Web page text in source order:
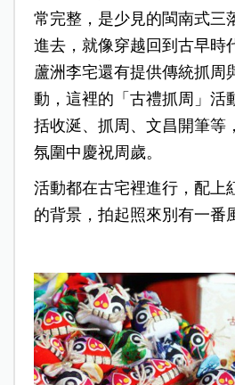
常完整，是少見的閩南式三
進去，就像穿越回到古早時
蘆洲李宅還有提供傳統抓周
動，這裡的「古禮抓周」活
括收涎、抓周、文昌開筆等
氛圍中慶祝周歲。
活動都在古宅裡進行，配上
的背景，拍起照來別有一番